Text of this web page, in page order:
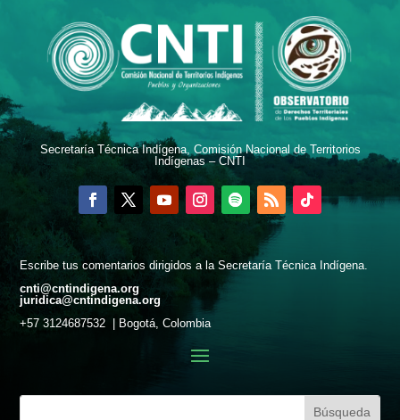
Secretaría Técnica Indígena, Comisión Nacional de Territorios
Indígenas – CNTI
Escribe tus comentarios dirigidos a la Secretaría Técnica Indígena.
cnti@cntindigena.org
juridica@cntindigena.org
+57 3124687532 | Bogotá, Colombia